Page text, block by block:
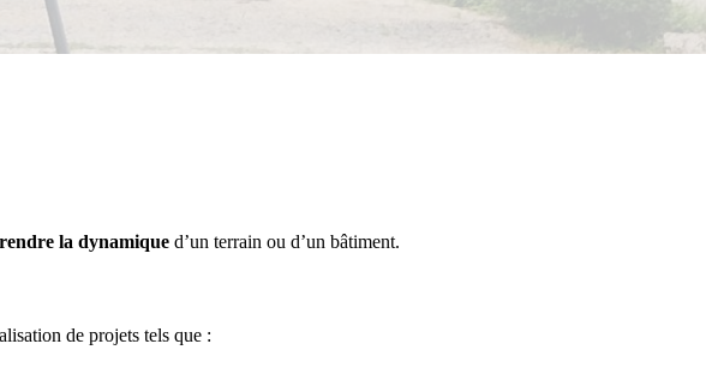
la dynamique d’un terrain ou d’un bâtiment.
de projets tels que :